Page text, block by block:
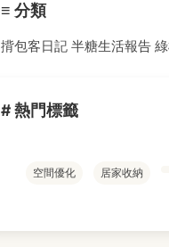
≡ 分類
揹包客日記 半糖生活報告
# 熱門標籤
空間優化 居家收納